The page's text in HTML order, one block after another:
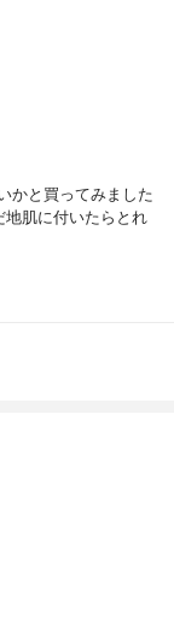
かと買ってみました
地肌に付いたらとれ